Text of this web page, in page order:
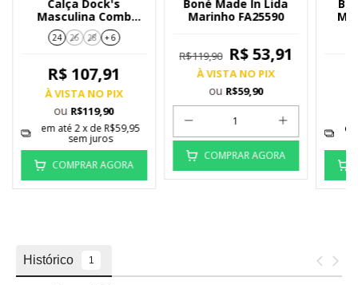
Calça Dock's
Masculina Comb
Extreme 2102 - 005
24 26 28 + 6
R$ 107,91
À VISTA NO PIX
ou R$119,90
em até2x de R$59,95
sem juros
COMPRAR AGORA
Boné Made In Lida
Marinho FA25590
R$119,90 R$ 53,91
À VISTA NO PIX
ou R$59,90
COMPRAR AGORA